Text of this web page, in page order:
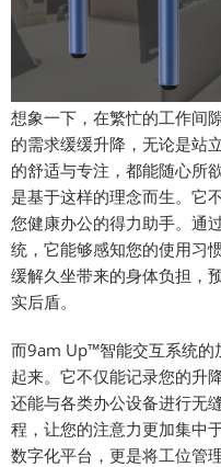
想象一下，在繁忙的工作间
的需求缓缓升降，无论是站
的舒适与专注，都能随心所
是基于这样的理念而生。它
您健康办公的得力助手。通
统，它能够感知您的使用习
缓解久坐带来的身体负担，
实后盾。
而9am Up™智能交互系统的
起来。它不仅能记录您的升
还能与各类办公设备进行无
程，让您的注意力更加集中
数字化平台，更是将工位管